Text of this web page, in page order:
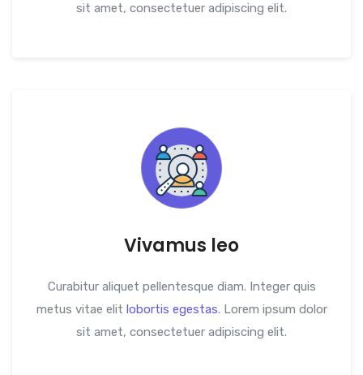
sit amet, consectetuer adipiscing elit.
Vivamus leo
Curabitur aliquet pellentesque diam. Integer quis
metus vitae elit lobortis egestas. Lorem ipsum dolor
sit amet, consectetuer adipiscing elit.